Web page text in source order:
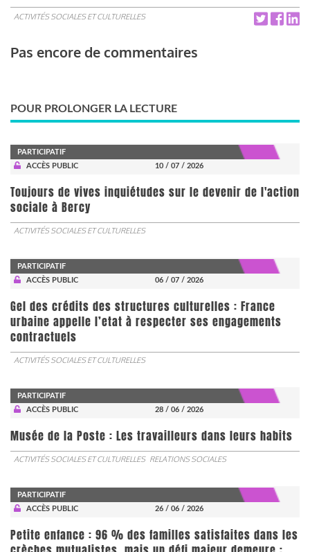
ACTIVITÉS SOCIALES ET CULTURELLES
Pas encore de commentaires
POUR PROLONGER LA LECTURE
PARTICIPATIF
ACCÈS PUBLIC
10 / 07 / 2026
Toujours de vives inquiétudes sur le devenir de l'action
sociale à Bercy
ACTIVITÉS SOCIALES ET CULTURELLES
PARTICIPATIF
ACCÈS PUBLIC
06 / 07 / 2026
Gel des crédits des structures culturelles : France
urbaine appelle l’etat à respecter ses engagements
contractuels
ACTIVITÉS SOCIALES ET CULTURELLES
PARTICIPATIF
ACCÈS PUBLIC
28 / 06 / 2026
Musée de la Poste : Les travailleurs dans leurs habits
ACTIVITÉS SOCIALES ET CULTURELLES RELATIONS SOCIALES
PARTICIPATIF
ACCÈS PUBLIC
26 / 06 / 2026
Petite enfance : 96 % des familles satisfaites dans les